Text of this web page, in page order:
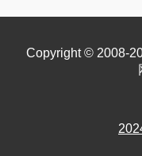
Copyright © 2008-